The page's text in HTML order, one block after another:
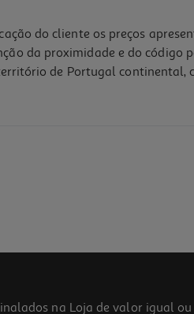
do cliente os preços
da proximidade e do código
de Portugal continental,
na Loja de valor igual